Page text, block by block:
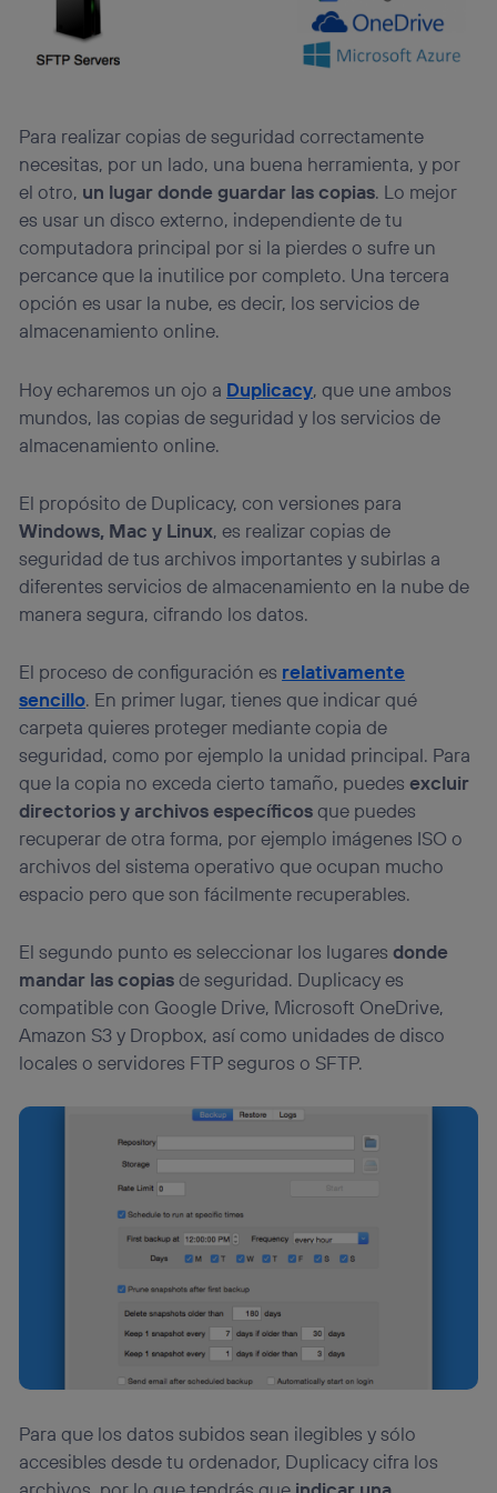
Para realizar copias de seguridad correctamente
necesitas, por un lado, una buena herramienta, y por
el otro, un lugar donde guardar las copias. Lo mejor
es usar un disco externo, independiente de tu
computadora principal por si la pierdes o sufre un
percance que la inutilice por completo. Una tercera
opción es usar la nube, es decir, los servicios de
almacenamiento online.
Hoy echaremos un ojo a Duplicacy, que une ambos
mundos, las copias de seguridad y los servicios de
almacenamiento online.
El propósito de Duplicacy, con versiones para
Windows, Mac y Linux, es realizar copias de
seguridad de tus archivos importantes y subirlas a
diferentes servicios de almacenamiento en la nube de
manera segura, cifrando los datos.
El proceso de configuración es relativamente
sencillo. En primer lugar, tienes que indicar qué
carpeta quieres proteger mediante copia de
seguridad, como por ejemplo la unidad principal. Para
que la copia no exceda cierto tamaño, puedesexcluir
directorios y archivos específicosque puedes
recuperar de otra forma, por ejemplo imágenes ISO o
archivos del sistema operativo que ocupan mucho
espacio pero que son fácilmente recuperables.
El segundo punto es seleccionar los lugaresdonde
mandar las copiasde seguridad. Duplicacy es
compatible con Google Drive, Microsoft OneDrive,
Amazon S3 y Dropbox, así como unidades de disco
locales o servidores FTP seguros o SFTP.
Para que los datos subidos sean ilegibles y sólo
accesibles desde tu ordenador, Duplicacy cifra los
visitando el
portal de privacidad de Utiq
(“consenthub”)
. Para más información, consulta
la política de privacidad de Utiq